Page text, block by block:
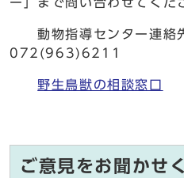
動物指導センター連絡
072(963)6211
野生鳥獣の相談窓口
ご意見をお聞かせ